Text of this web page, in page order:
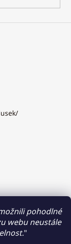
pohodlné
webu neustále
"